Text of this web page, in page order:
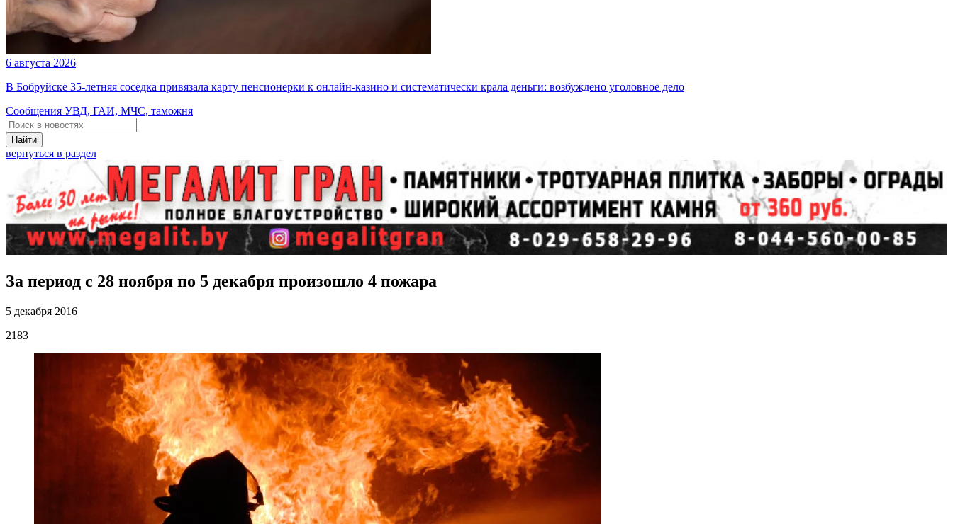
6 августа 2026
В Бобруйске 35-летняя соседка привязала карту пенсионерки к онлайн-казино и систематически крала деньги: возбуждено уголовное дело
Сообщения УВД, ГАИ, МЧС, таможня
Найти
вернуться в раздел
За период с 28 ноября по 5 декабря произошло 4 пожара
5 декабря 2016
2183